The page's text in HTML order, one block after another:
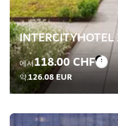
에서118.00 CHF
약.126.08 EUR